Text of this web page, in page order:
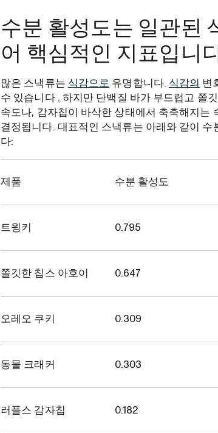
수분 활성도는 일관된
어 핵심적인 지표입니
많은 스낵류는 식감으로 유명합니다. 식감의 변
수 있습니다 . 하지만 단백질 바가 부드럽고 쫄
속도나, 감자칩이 바삭한 상태에서 축축해지는
결정됩니다. 대표적인 스낵류는 아래와 같이
다:
제품 수분 활성도
트윙키 0.795
쫄깃한 칩스 아호이 0.647
오레오 쿠키 0.309
동물 크래커 0.303
러플스 감자칩 0.182